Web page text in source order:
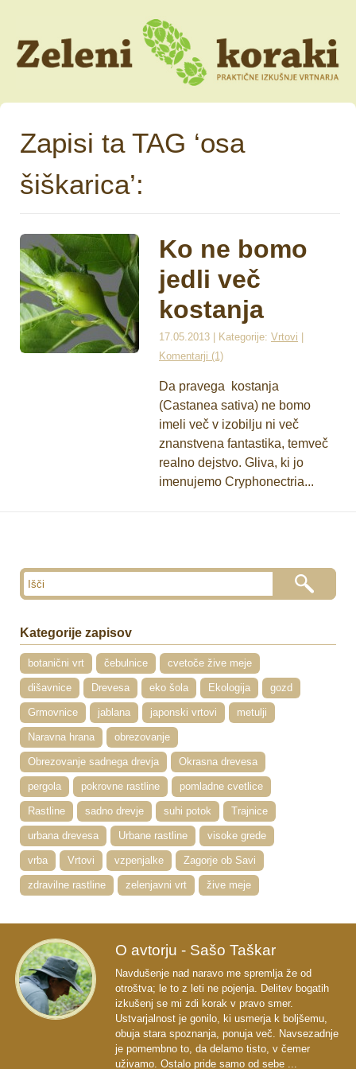
Zapisi ta TAG ‘osa
šiškarica’:
Ko ne bomo
jedli več
kostanja
17.05.2013 | Kategorije: Vrtovi
Komentarji (1)
Da pravega kostanja
(Castanea sativa) ne bomo
imeli več v izobilju ni več
znanstvena fantastika, temveč
realno dejstvo. Gliva, ki jo
imenujemo Cryphonectria...
Kategorije zapisov
botanični vrt čebulnice cvetoče žive meje
dišavnice Drevesa eko šola Ekologija gozd
Grmovnice jablana japonski vrtovi metulji
Naravna hrana obrezovanje
Obrezovanje sadnega drevja Okrasna drevesa
pergola pokrovne rastline pomladne cvetlice
Rastline sadno drevje suhi potok Trajnice
urbana drevesa Urbane rastline visoke grede
vrba Vrtovi vzpenjalke Zagorje ob Savi
zdravilne rastline zelenjavni vrt žive meje
O avtorju - Sašo Taškar
Navdušenje nad naravo me spremlja že od
otroštva; le to z leti ne pojenja. Delitev bogatih
izkušenj se mi zdi korak v pravo smer.
Ustvarjalnost je gonilo, ki usmerja k boljšemu,
obuja stara spoznanja, ponuja več. Navsezadnje
je pomembno to, da delamo tisto, v čemer
uživamo. Ostalo pride samo od sebe ...